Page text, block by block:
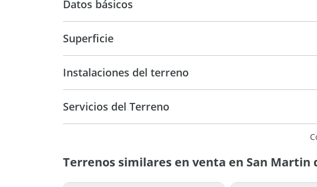
Datos básicos
Superficie
Instalaciones del terreno
Servicios del Terreno
Terrenos similares en venta en San Martin